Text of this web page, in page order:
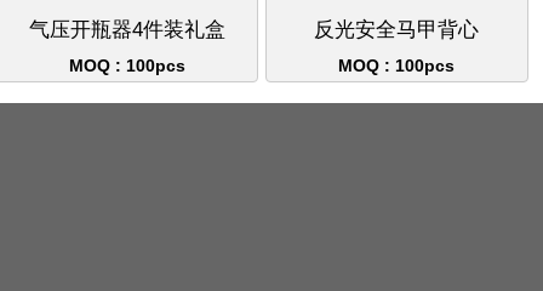
气压开瓶器4件装礼盒
MOQ : 100pcs
反光安全马甲背心
MOQ : 100pcs